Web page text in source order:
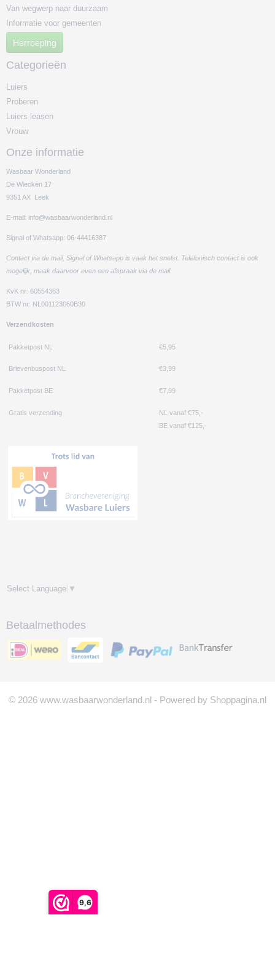
9,6
Van wegwerp naar duurzaam
Informatie voor gemeenten
Herroeping
Categorieën
Luiers
Proberen
Luiers leasen
Vrouw
Onze informatie
Wasbaar Wonderland
De Wiecken 17
9351 AX Leek
E-mail: info@wasbaarwonderland.nl
Signal of Whatsapp: 06-44416387
Contact via de mail, Signal of Whatsapp is vaak het snelst. Telefonisch contact is ook
mogelijk, maak daarvoor even een afspraak via de mail.
KvK nr: 60554363
BTW nr: NL001123060B30
Verzendkosten
Pakketpost NL €5,95
Brievenbuspost NL €3,99
Pakketpost BE €7,99
Gratis verzending
NL vanaf €75,-
BE vanaf €125,-
Select Language ▼
Betaalmethodes
© 2026 www.wasbaarwonderland.nl - Powered by Shoppagina.nl